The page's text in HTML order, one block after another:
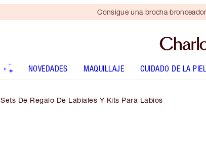
Consigue una brocha
NOVEDADES MAQUILLAJE CUIDADO DE LA PIEL
Sets De Regalo De Labiales Y Kits Para Labios